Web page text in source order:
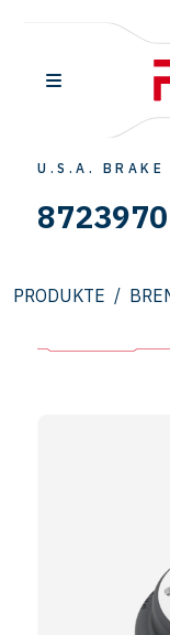
U.S.A. BRAKE
PRODUKTE /